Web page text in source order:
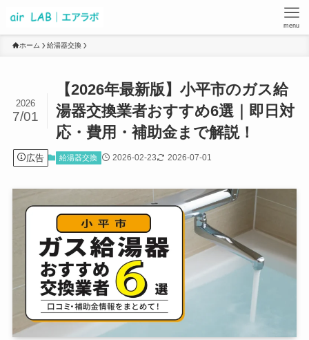
menu
ホーム 給湯器交換
【2026年最新版】小平市のガス給
湯器交換業者おすすめ6選｜即日対
応・費用・補助金まで解説！
2026
7/01
広告 給湯器交換 2026-02-23 2026-07-01